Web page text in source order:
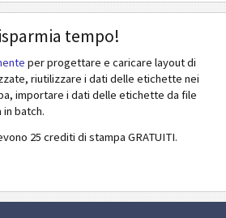
tempo!
per progettare e caricare layout di
riutilizzare i dati delle etichette nei
importare i dati delle etichette da file
in batch.
25 crediti di stampa GRATUITI.